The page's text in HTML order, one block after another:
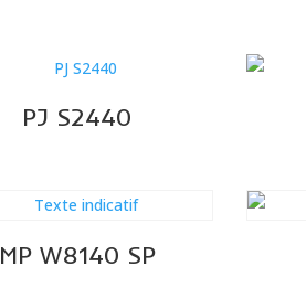
PJ S2440
MP W8140 SP